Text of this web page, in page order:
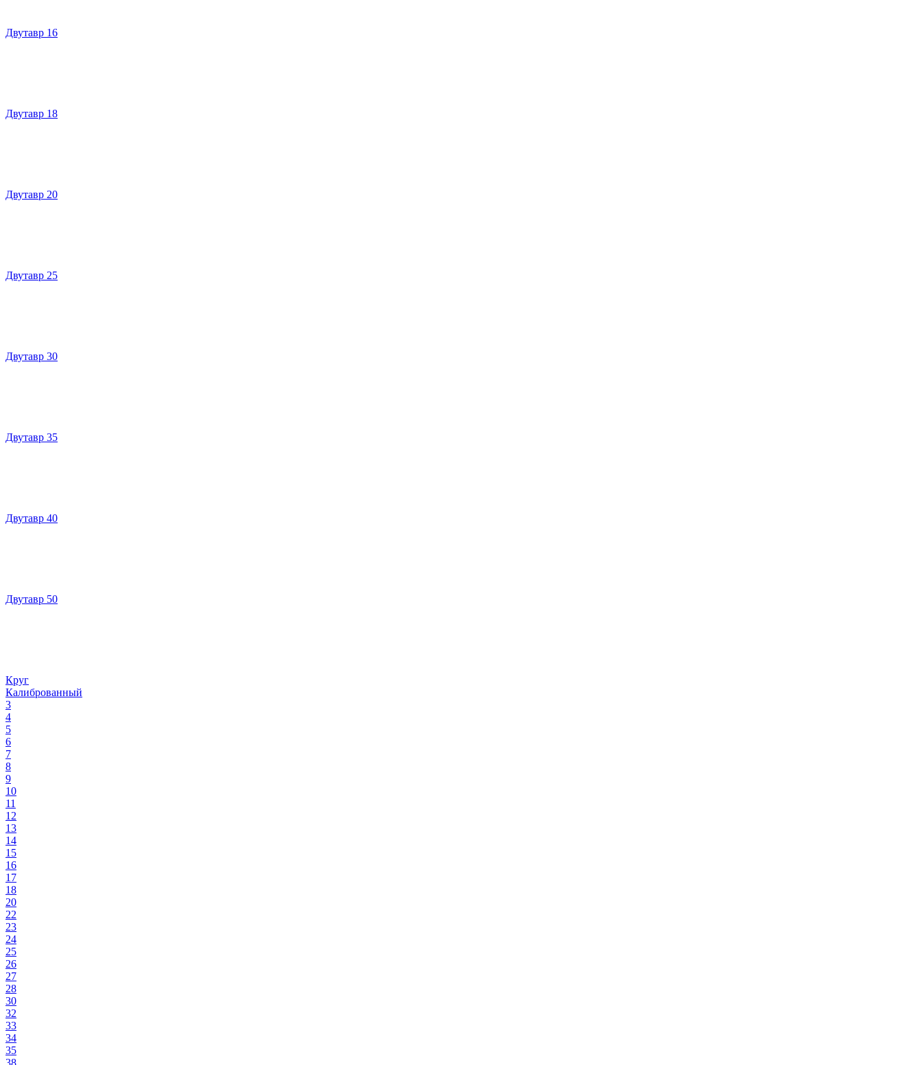
Двутавр 16
Двутавр 18
Двутавр 20
Двутавр 25
Двутавр 30
Двутавр 35
Двутавр 40
Двутавр 50
Круг
Калиброванный
3
4
5
6
7
8
9
10
11
12
13
14
15
16
17
18
20
22
23
24
25
26
27
28
30
32
33
34
35
38